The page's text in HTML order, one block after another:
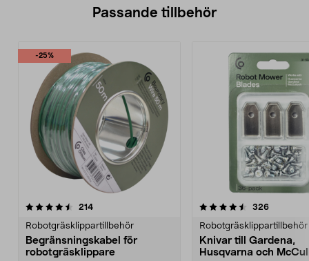
Passande tillbehör
-25%
214recensioner
Robotgräsklippartillbehör
Begränsningskabel för
robotgräsklippare
4.5av 5 stjärnor 326
Robotgräsklippartillbehör
Knivar till Gardena,
Husqvarna och
4.5av 5 stjärnor